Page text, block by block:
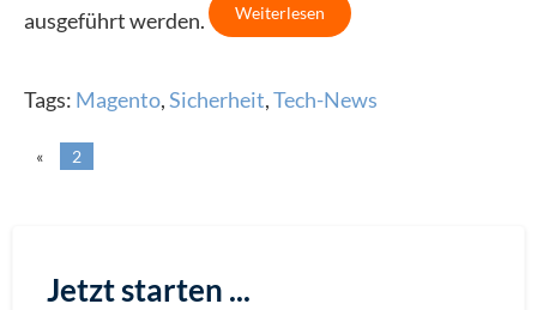
ausgeführt werden.
Weiterlesen
Tags: Magento,Sicherheit,Tech-News
« 2
Jetzt starten ...